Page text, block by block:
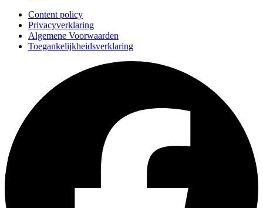
Content policy
Privacyverklaring
Algemene Voorwaarden
Toegankelijkheidsverklaring